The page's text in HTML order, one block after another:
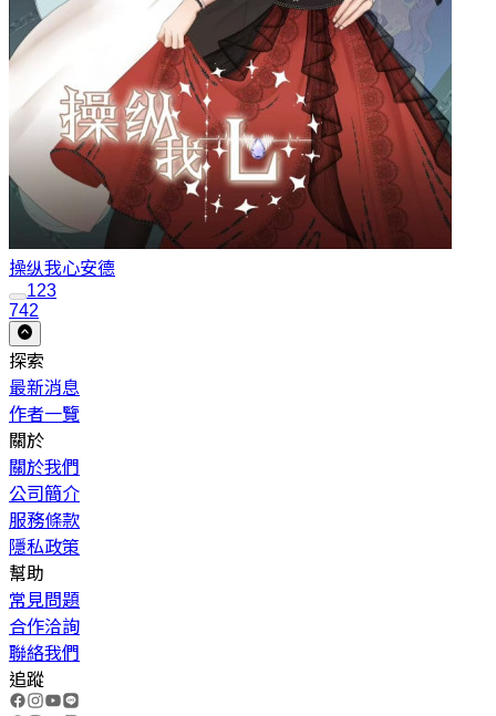
操纵我心安德
123
742
探索
最新消息
作者一覽
關於
關於我們
公司簡介
服務條款
隱私政策
幫助
常見問題
合作洽詢
聯絡我們
追蹤